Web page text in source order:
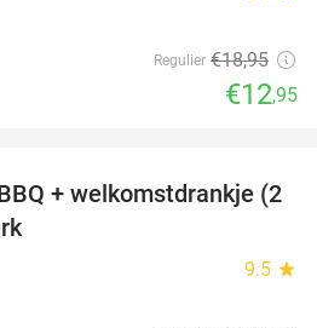
Regulier €18,95
€12,95
34%
+ welkomstdrankje (2
9.5 star